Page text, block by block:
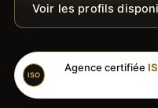
Voir les profils
ISO
Agence certifiée